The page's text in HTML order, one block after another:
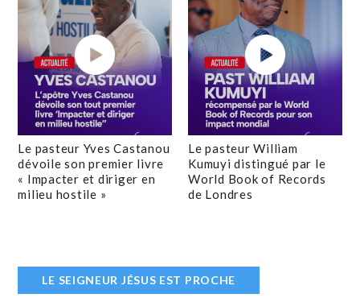
Le pasteur Yves Castanou
dévoile son premier livre
« Impacter et diriger en
milieu hostile »
Le pasteur William
Kumuyi distingué par le
World Book of Records
de Londres
LE SEIGNEUR JÉSUS EST PROCHE